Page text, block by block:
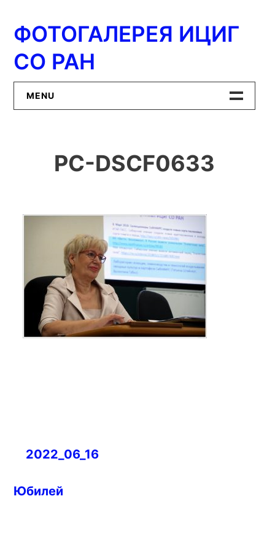
содержимому
ФОТОГАЛЕРЕЯ ИЦИГ
СО РАН
MENU
ИЦиГ СО РАН
PC-DSCF0633
Навигация
записям
2022_06_16
Юбилей